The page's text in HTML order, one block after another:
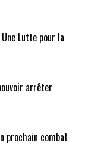
Lutte pour la
arrêter
prochain combat